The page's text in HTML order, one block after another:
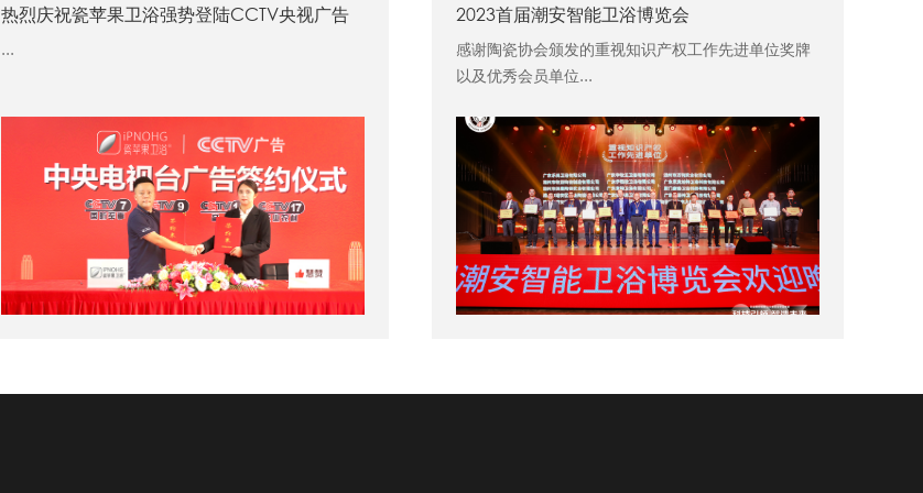
热烈庆祝瓷苹果卫浴强势登陆CCTV央视广告
...
2023首届潮安智能卫浴博览会
感谢陶瓷协会颁发的重视知识产权工作先进单位奖牌
以及优秀会员单位...